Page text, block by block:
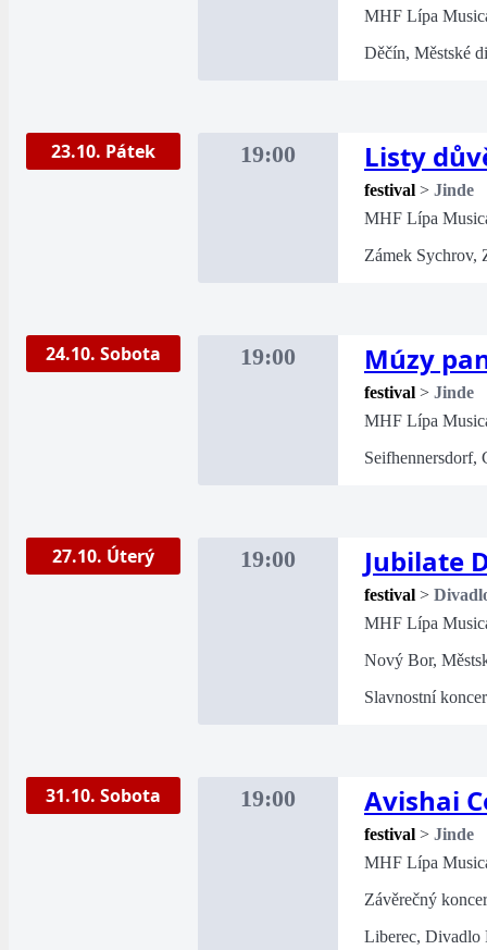
MHF Lípa
Děčín, Městské
23.10. Pátek 19:00 Listy
festival > Jinde
MHF Lípa
Zámek Sychrov,
24.10. Sobota 19:00 Múzy
festival > Jinde
MHF Lípa
Seifhennersdorf,
27.10. Úterý 19:00 Jubilate
festival >
MHF Lípa
Nový Bor,
Slavnostní
31.10. Sobota 19:00 Avishai
festival > Jinde
MHF Lípa
Závěrečný
Liberec, Divadlo